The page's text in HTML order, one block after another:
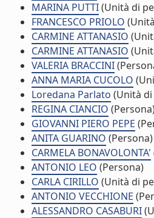
MARINA PUTTI(Unità di
FRANCESCO PRIOLO
CARMINE ATTANASIO
CARMINE ATTANASIO
VALERIA BRACCINI
ANNA MARIA CUCOLO
Loredana Parlato (Unità
REGINA CIANCIO
GIOVANNI PIERO PEPE
ANITA GUARINO (Persona)
CARMELA BONAVOLONTA'
ANTONIO LEO (Persona)
CARLA CIRILLO (Unità di
ANTONIO VECCHIONE
ALESSANDRO CASABURI